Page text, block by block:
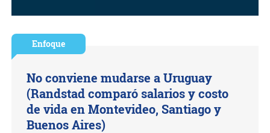
Enfoque
No conviene mudarse a Uruguay
(Randstad comparó salarios y costo
de vida en Montevideo, Santiago y
Buenos Aires)